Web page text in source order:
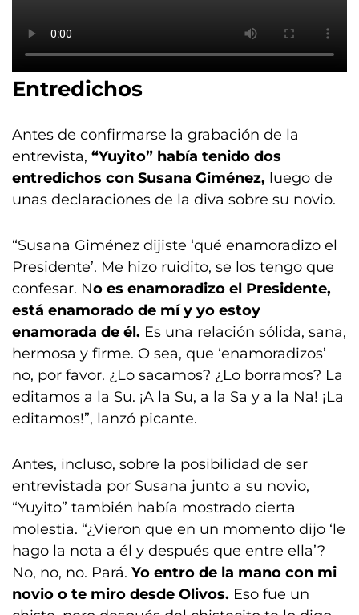
Entredichos
Antes de confirmarse la grabación de la
entrevista, “Yuyito” había tenido dos
entredichos con Susana Giménez, luego de
unas declaraciones de la diva sobre su novio.
“Susana Giménez dijiste ‘qué enamoradizo el
Presidente’. Me hizo ruidito, se los tengo que
confesar. No es enamoradizo el Presidente,
está enamorado de mí y yo estoy
enamorada de él. Es una relación sólida, sana,
hermosa y firme. O sea, que ‘enamoradizos’
no, por favor. ¿Lo sacamos? ¿Lo borramos? La
editamos a la Su. ¡A la Su, a la Sa y a la Na! ¡La
editamos!”, lanzó picante.
Antes, incluso, sobre la posibilidad de ser
entrevistada por Susana junto a su novio,
“Yuyito” también había mostrado cierta
molestia. “¿Vieron que en un momento dijo ‘le
hago la nota a él y después que entre ella’?
No, no, no. Pará. Yo entro de la mano con mi
novio o te miro desde Olivos. Eso fue un